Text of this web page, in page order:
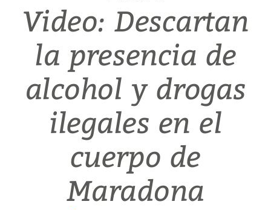
Video: Descartan
la presencia de
alcohol y drogas
ilegales en el
cuerpo de
Maradona